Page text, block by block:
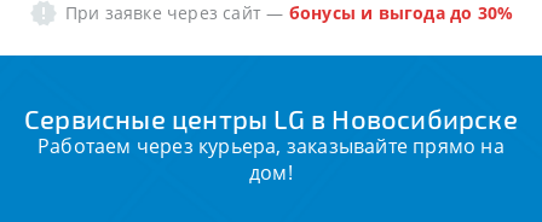
При заявке через сайт — бонусы и выгода до 30%
Сервисные центры LG в Новосибирске
Работаем через курьера, заказывайте прямо на
дом!